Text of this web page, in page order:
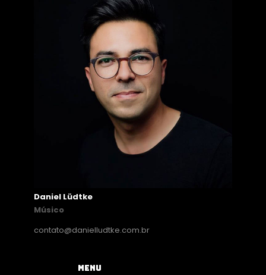
Daniel Lüdtke
Músico
contato@danielludtke.com.br
Menu